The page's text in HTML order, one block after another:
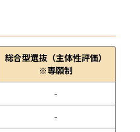
総合型選抜（主体性評価）
※専願制
-
-